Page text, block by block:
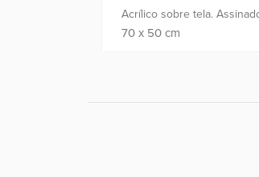
Acrílico sobre tela.
CSE. Med: 70x50 cm.
70x 50cm